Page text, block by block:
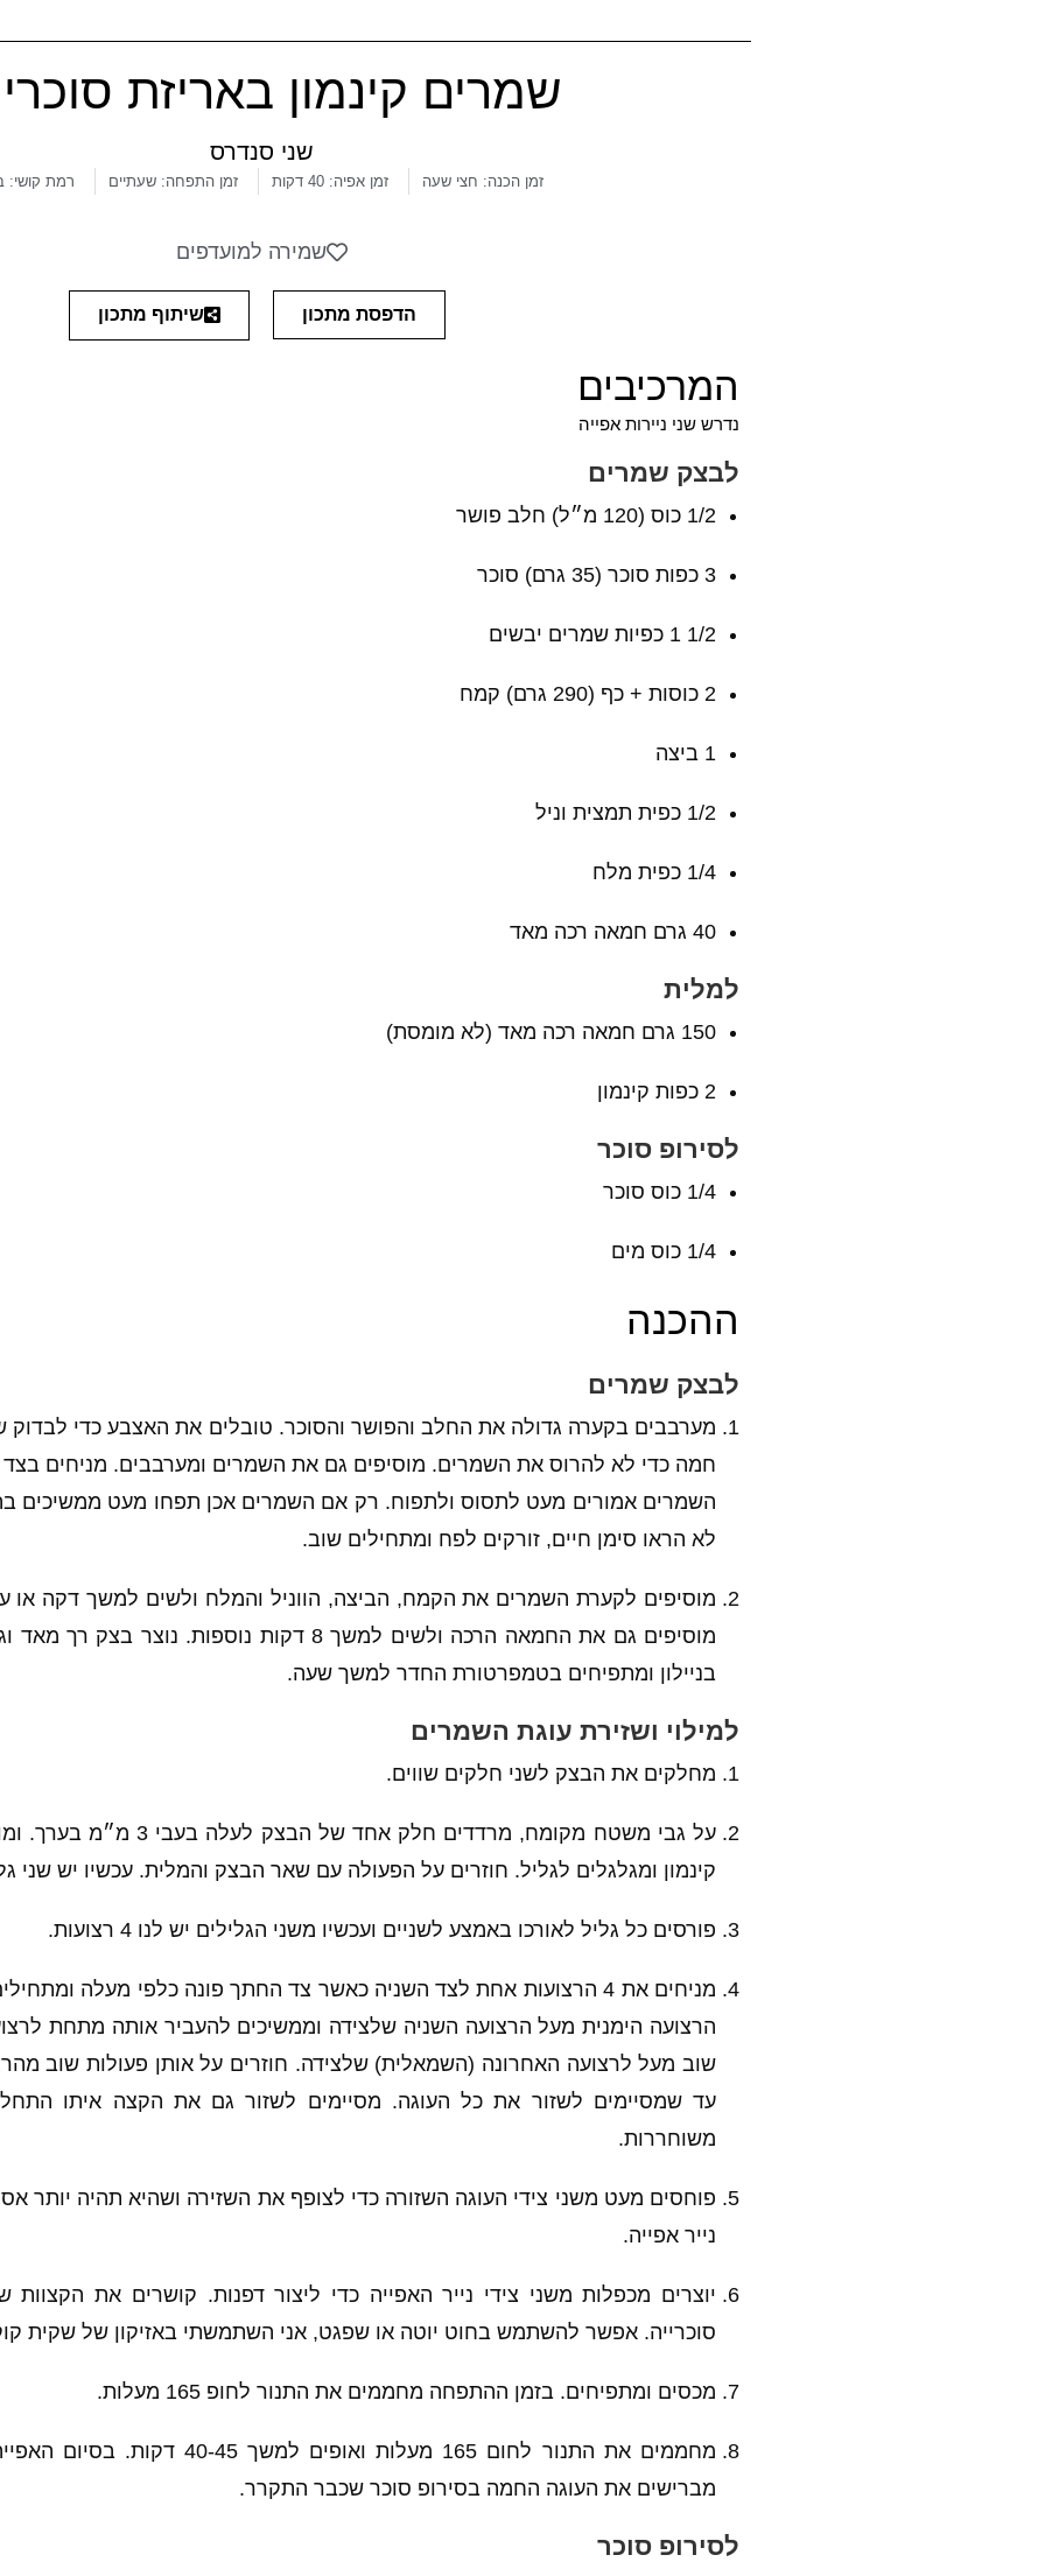
שמרים קינמון באריזת
שני סנדרס
זמן הכנה: חצי שעה זמן אפיה: 40 דקות זמן התפחה: שעתיים רמת קושי:
שמירה למועדפים
הדפסת מתכון שיתוף מתכון
המרכיבים
נדרש שני ניירות אפייה
לבצק שמרים
1/2 כוס (120 מ״ל) חלב פושר
3 כפות סוכר (35 גרם) סוכר
1/2 1 כפיות שמרים יבשים
2 כוסות + כף (290 גרם) קמח
1 ביצה
1/2 כפית תמצית וניל
1/4 כפית מלח
40 גרם חמאה רכה מאד
למלית
150 גרם חמאה רכה מאד (לא מומסת)
2 כפות קינמון
לסירופ סוכר
1/4 כוס סוכר
1/4 כוס מים
ההכנה
לבצק שמרים
מערבבים בקערה גדולה את החלב והפושר והסוכר. טובלים את האצבע כדי
השמרים אמורים מעט לתסוס ולתפוח. רק אם השמרים אכן תפחו מעט ממשיכים
לא הראו סימן חיים, זורקים לפח ומתחילים שוב.
מוסיפים לקערת השמרים את הקמח, הביצה, הווניל והמלח ולשים למשך דקה או
מוסיפים גם את החמאה הרכה ולשים למשך 8 דקות נוספות.
בניילון ומתפיחים בטמפרטורת החדר למשך שעה.
למילוי ושזירת עוגת השמרים
מחלקים את הבצק לשני חלקים שווים.
על גבי משטח מקומח, מרדדים חלק
קינמון ומגלגלים לגליל. חוזרים על הפעולה עם שאר הבצק והמלית. עכשיו יש שני
פורסים כל גליל לאורכו באמצע לשניים ועכשיו משני הגלילים יש לנו 4 רצועות.
מניחים את 4 הרצועות אחת לצד השניה כאשר צד החתך פונה כלפי מעלה
הרצועה הימנית מעל הרצועה השניה שלצידה וממשיכים להעביר אותה מתחת
שוב מעל לרצועה האחרונה (השמאלית) שלצידה. חוזרים על אותן פעולות שוב
עד שמסיימים לשזור את כל העוגה. מסיימים לשזור גם את הקצה איתו
משוחררות.
פוחסים מעט משני צידי העוגה השזורה כדי לצופף את השזירה ושהיא תהיה יותר
נייר אפייה.
יוצרים מכפלות משני צידי נייר האפייה כדי ליצור דפנות. קושרים את הקצוות
סוכרייה. אפשר להשתמש בחוט יוטה או שפגט, אני השתמשתי באזיקון של שקית
מכסים ומתפיחים. בזמן ההתפחה מחממים את התנור לחופ 165 מעלות.
מחממים את התנור לחום 165 מעלות ואופים
מברישים את העוגה החמה בסירופ סוכר שכבר התקרר.
לסירופ סוכר